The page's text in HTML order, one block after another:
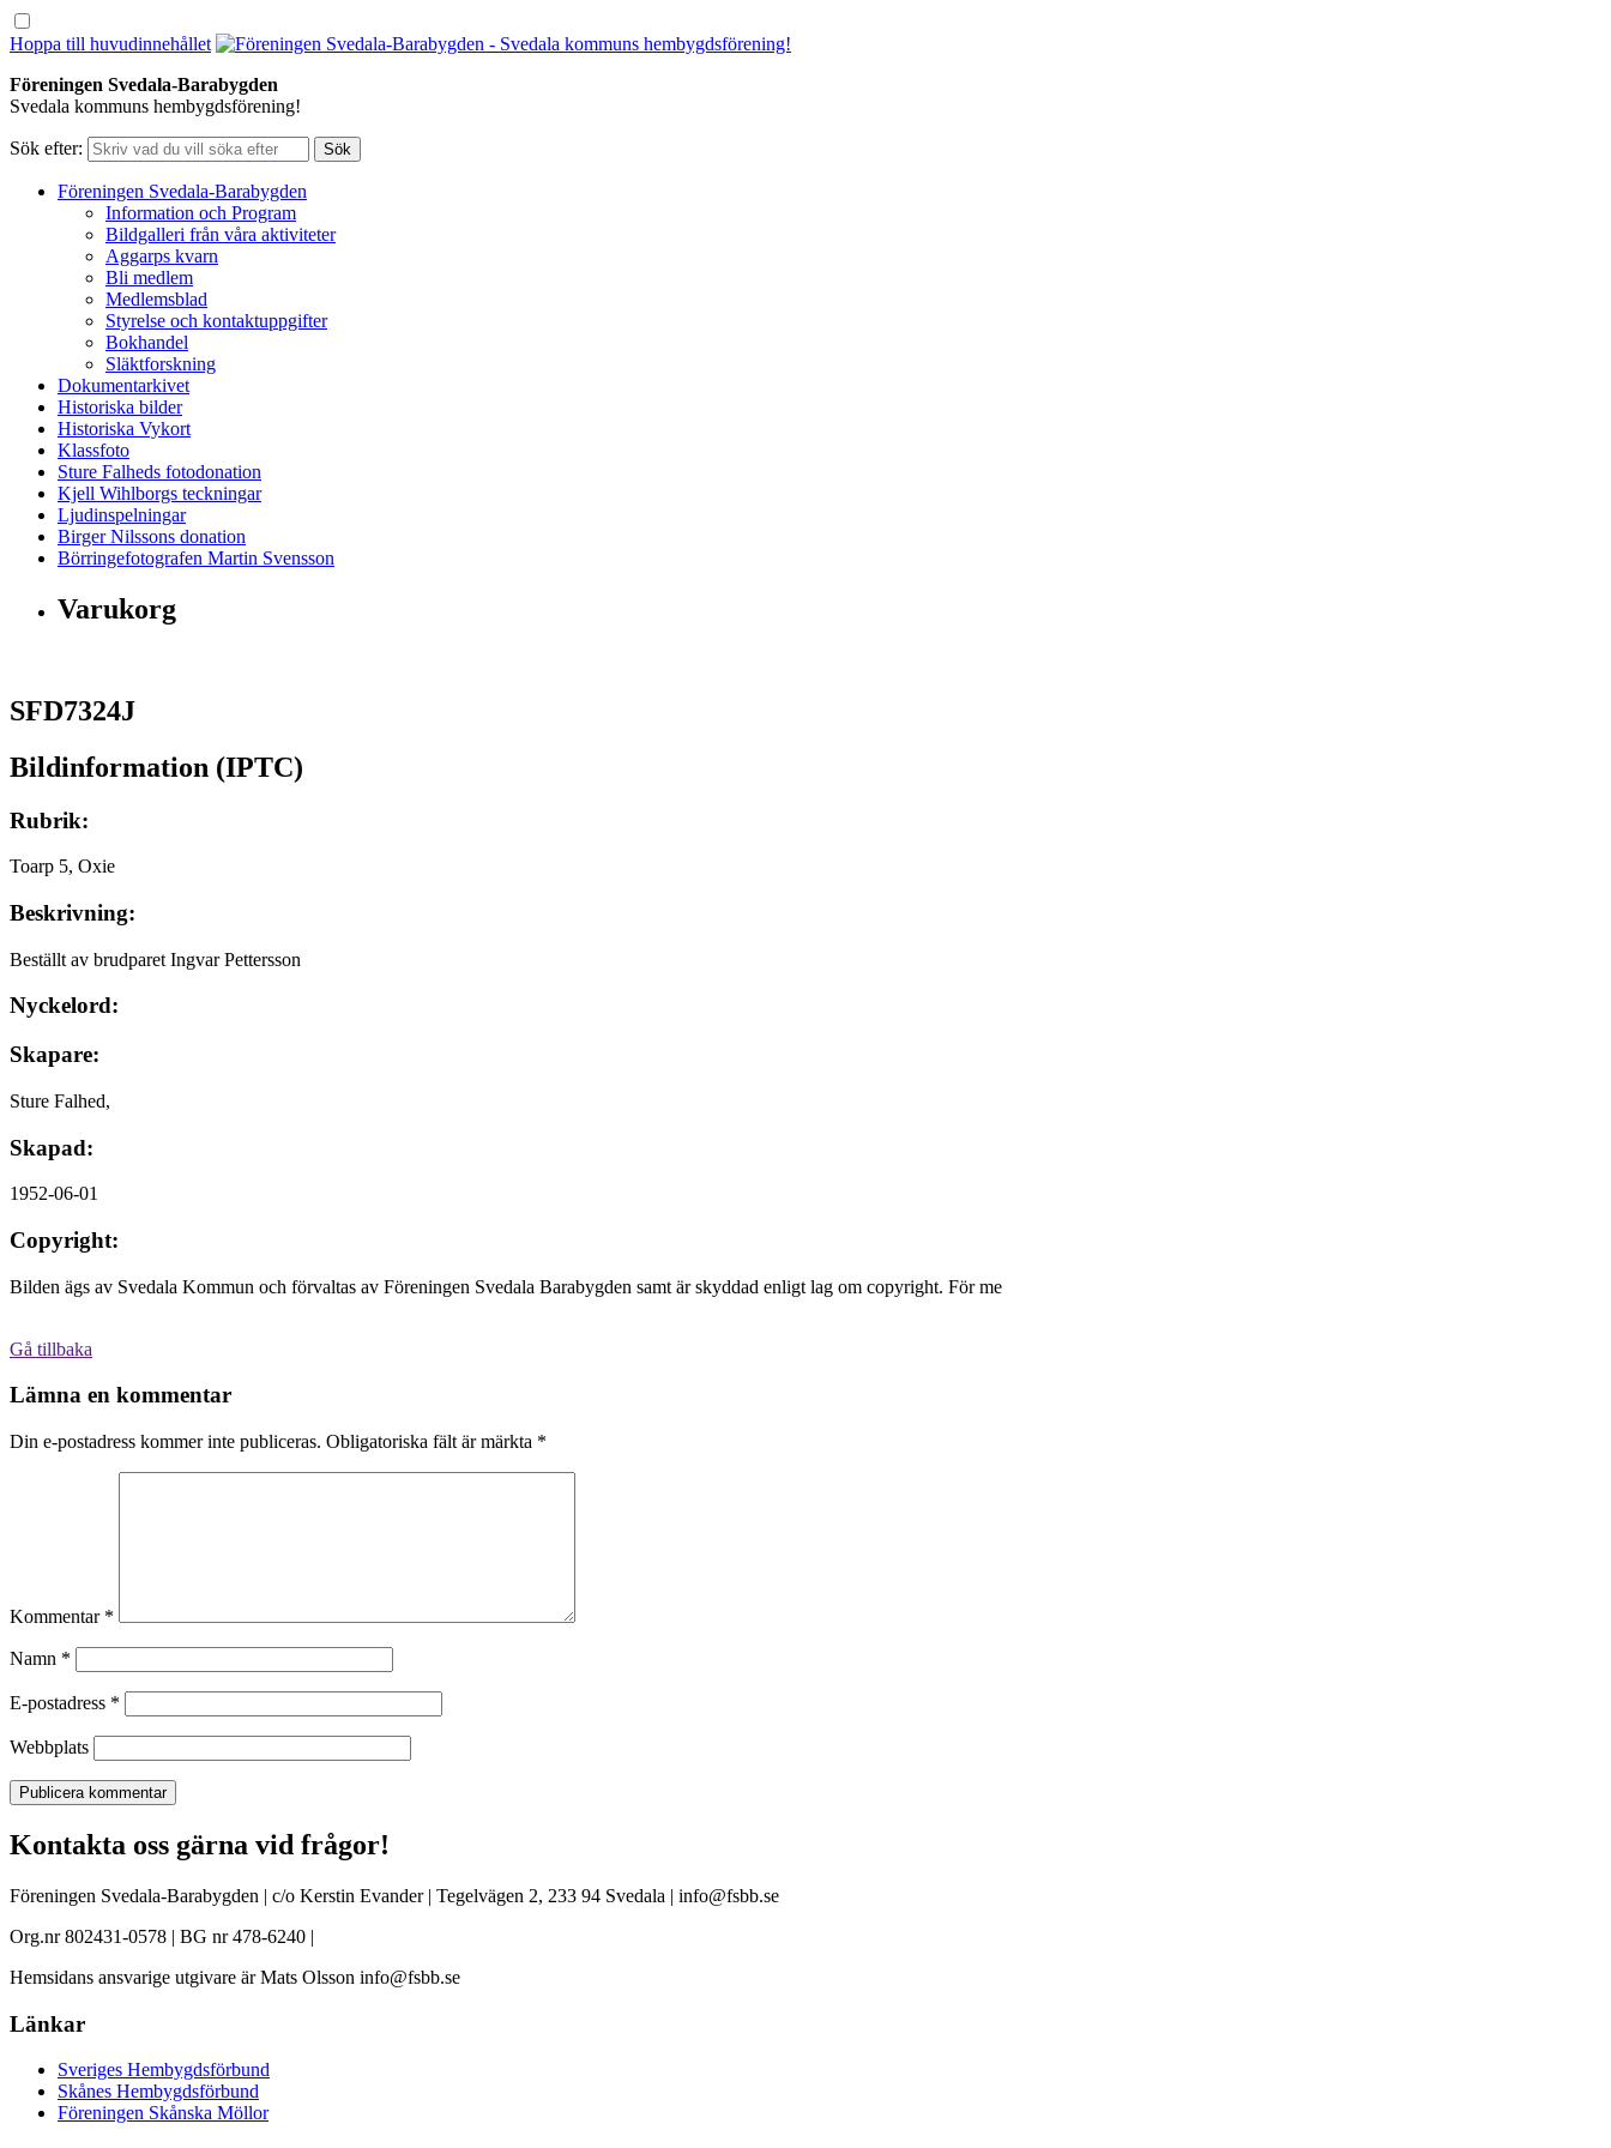
Hoppa till huvudinnehållet
Föreningen Svedala-Barabygden
Svedala kommuns hembygdsförening!
Sök efter:
Föreningen Svedala-Barabygden
Information och Program
Bildgalleri från våra aktiviteter
Aggarps kvarn
Bli medlem
Medlemsblad
Styrelse och kontaktuppgifter
Bokhandel
Släktforskning
Dokumentarkivet
Historiska bilder
Historiska Vykort
Klassfoto
Sture Falheds fotodonation
Kjell Wihlborgs teckningar
Ljudinspelningar
Birger Nilssons donation
Börringefotografen Martin Svensson
Varukorg
SFD7324J
Bildinformation (IPTC)
Rubrik:
Toarp 5, Oxie
Beskrivning:
Beställt av brudparet Ingvar Pettersson
Nyckelord:
Skapare:
Sture Falhed,
Skapad:
1952-06-01
Copyright:
Bilden ägs av Svedala Kommun och förvaltas av Föreningen Svedala Barabygden samt är skyddad enligt lag om copyright. För me
Gå tillbaka
Lämna en kommentar
Din e-postadress kommer inte publiceras. Obligatoriska fält är märkta *
Kommentar *
Namn *
E-postadress *
Webbplats
Kontakta oss gärna vid frågor!
Föreningen Svedala-Barabygden | c/o Kerstin Evander | Tegelvägen 2, 233 94 Svedala | info@fsbb.se
Org.nr 802431-0578 | BG nr 478-6240 |
Hemsidans ansvarige utgivare är Mats Olsson info@fsbb.se
Länkar
Sveriges Hembygdsförbund
Skånes Hembygdsförbund
Föreningen Skånska Möllor